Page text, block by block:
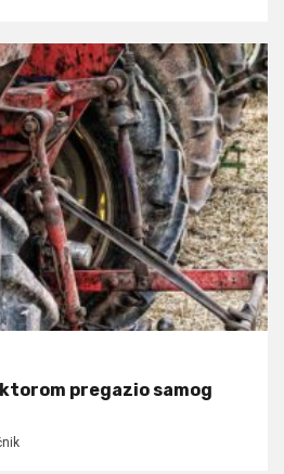
pregazio samog